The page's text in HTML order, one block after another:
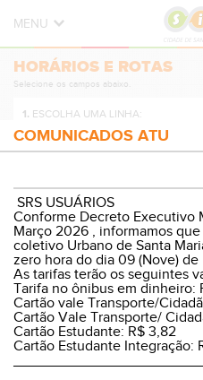
MENU
HORÁRIOS E ROTAS
DÚVIDAS FREQUENTES
COMUNICADOS ATU
SRS USUÁRIOS
Conforme Decreto Executivo
Março 2026 , informamos
coletivo Urbano de Santa
zero hora do dia 09 (Nove)
As tarifas terão os seguintes
Tarifa no ônibus em dinheiro:
Cartão vale Transporte/
Cartão Vale Transporte/
Cartão Estudante: R$ 3,82
Cartão Estudante Integração:
HORÁRIOS E ROTAS
Selecione os campos abaixo.
1. ESCOLHA UMA LINHA:
2.ESCOLHA A DIREÇÃO:
3.ESCOLHA O PERÍODO:
VER